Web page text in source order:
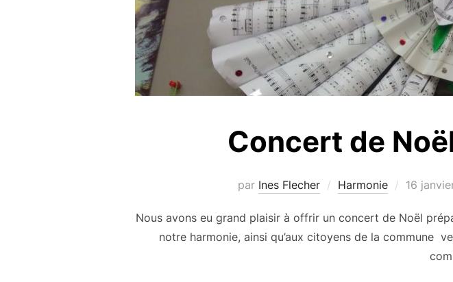
Concert de
par Ines Flecher Harmonie
Publié
16
Nous avons eu grand plaisir à offrir un concert de Noël
notre harmonie, ainsi qu’aux citoyens de la commune